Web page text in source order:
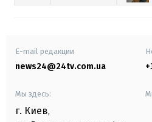
E-mail редакции
news24@24tv.com.ua
Мы здесь:
г. Киев,